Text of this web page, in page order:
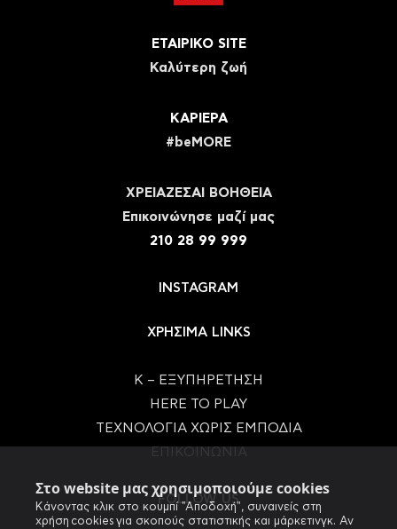
Στο website μας χρησιμοποιούμε cookies
Κάνοντας κλικ στο κουμπί "Αποδοχή", συναινείς στη
χρήση cookies για σκοπούς στατιστικής και μάρκετινγκ. Αν
ΕΤΑΙΡΙΚΟ SITE
Καλύτερη ζωή
ΚΑΡΙΕΡΑ
#beMORE
ΧΡΕΙΑΖΕΣΑΙ ΒΟΗΘΕΙΑ
Eπικοινώνησε μαζί μας
210 28 99 999
INSTAGRAM
ΧΡΗΣΙΜΑ LINKS
Κ – ΕΞΥΠΗΡΕΤΗΣΗ
HERE TO PLAY
ΤΕΧΝΟΛΟΓΙΑ ΧΩΡΙΣ ΕΜΠΟΔΙΑ
FOLLOW US